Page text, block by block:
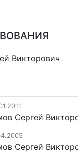
Викторович
Сергей
Сергей